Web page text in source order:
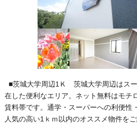
■茨城大学周辺1Ｋ 茨城大学周辺はス
在した便利なエリア。ネット無料はモチ
賃料帯です。通学・スーパーへの利便性
人気の高い1ｋｍ以内のオススメ物件を